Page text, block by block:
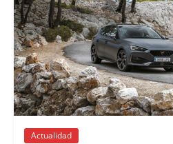
Actualidad